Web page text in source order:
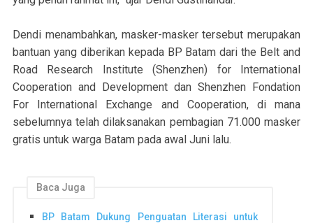
Dendi menambahkan, masker-masker tersebut merupakan
bantuan yang diberikan kepada BP Batam dari the Belt and
Road Research Institute (Shenzhen) for International
Cooperation and Development dan Shenzhen Fondation
For International Exchange and Cooperation, di mana
sebelumnya telah dilaksanakan pembagian 71.000 masker
gratis untuk warga Batam pada awal Juni lalu.
Baca Juga
BP Batam Dukung Penguatan Literasi untuk